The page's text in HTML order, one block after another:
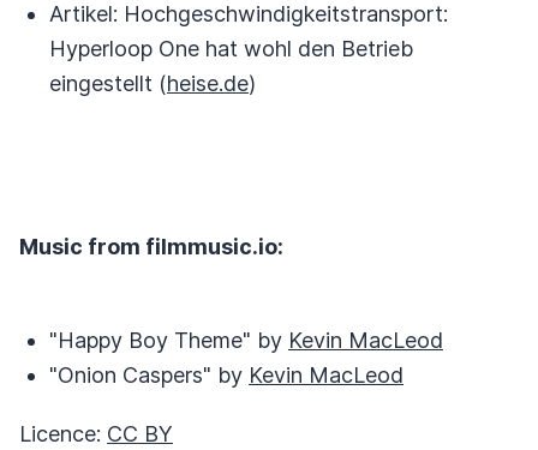
Artikel: Hochgeschwindigkeitstransport:
Hyperloop One hat wohl den Betrieb
eingestellt (heise.de)
Music from filmmusic.io:
"Happy Boy Theme" by Kevin MacLeod
"Onion Caspers" by Kevin MacLeod
Licence: CC BY